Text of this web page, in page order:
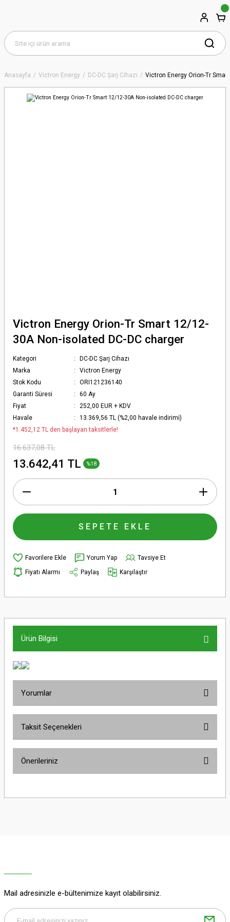
Anasayfa Victron Energy DC-DC Şarj Cihazı Victron Energy Orion-Tr
Victron Energy Orion-Tr Smart 12/12-
30A Non-isolated DC-DC charger
Kategori
DC-DC Şarj Cihazı
Marka
Victron Energy
Stok Kodu
ORI121236140
Garanti Süresi
60 Ay
Fiyat
252,00 EUR + KDV
Havale
13.369,56 TL (%2,00 havale indirimi)
*1.452,12 TL den başlayan taksitlerle!
16.637,08 TL
13.642,41 TL %18
SEPETE EKLE
Yorum Yap
Tavsiye Et
Fiyatı Alarmı
Paylaş Karşılaştır
Ürün Bilgisi
Yorumlar
Taksit Seçenekleri
Önerileriniz
yetersiz gördüğünüz noktaları öneri formunu kullanarak tarafımıza
Bu ürüne benzer farklı alternatifler olmalı.
Mail adresinizle e-bültenimize kayıt olabilirsiniz.